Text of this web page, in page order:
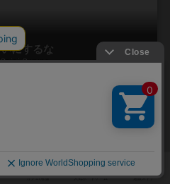
にするな
Suruna
た覚えのないミスや罪を押し付けら